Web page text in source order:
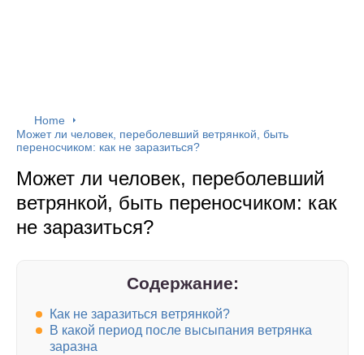
Home
Может ли человек, переболевший ветрянкой, быть
переносчиком: как не заразиться?
Может ли человек, переболевший
ветрянкой, быть переносчиком: как
не заразиться?
Содержание:
Как не заразиться ветрянкой?
В какой период после высыпания ветрянка
заразна